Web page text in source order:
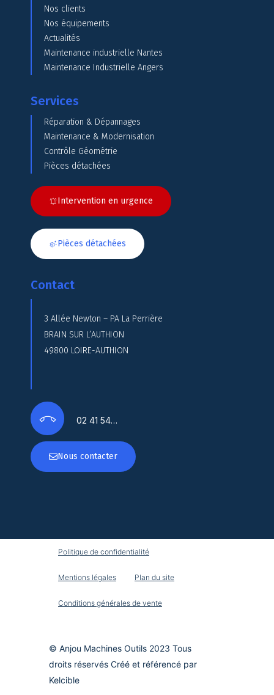
Nos clients
Nos équipements
Actualités
Maintenance industrielle Nantes
Maintenance Industrielle Angers
Services
Réparation & Dépannages
Maintenance & Modernisation
Contrôle Géométrie
Pièces détachées
Intervention en urgence
Pièces détachées
Contact
3 Allée Newton – PA La Perrière
BRAIN SUR L’AUTHION
49800 LOIRE-AUTHION
02 41 54…
Nous contacter
Politique de confidentialité
Mentions légales Plan du site
Conditions générales de vente
© Anjou Machines Outils 2023 Tous
droits réservés Créé et référencé par
Kelcible